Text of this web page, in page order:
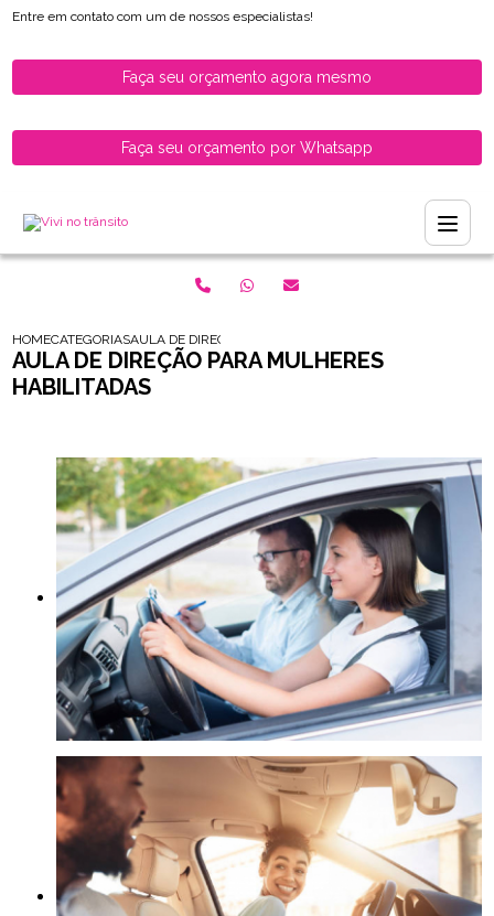
Entre em contato com um de nossos especialistas!
Faça seu orçamento agora mesmo
Faça seu orçamento por Whatsapp
HOMECATEGORIASAULA DE DIRECAO PARA MULHERES HABILITADAS
AULA DE DIREÇÃO PARA MULHERES
HABILITADAS